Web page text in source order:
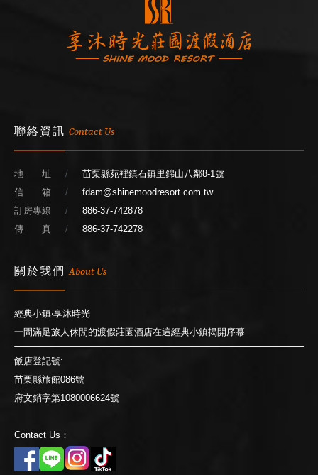
聯絡資訊 Contact Us
地 址
苗栗縣苑裡鎮石鎮里錦山八鄰8-1號
信 箱
fdam@shinemoodresort.com.tw
訂房專線
886-37-742878
傳 真
886-37-742278
關於我們 About Us
經典小鎮‧享沐時光
一間滿足旅人休閒的渡假莊園酒店在這經典小鎮揭開序幕
飯店登記號:
苗栗縣旅館086號
府文銷字第1080006624號
Contact Us：